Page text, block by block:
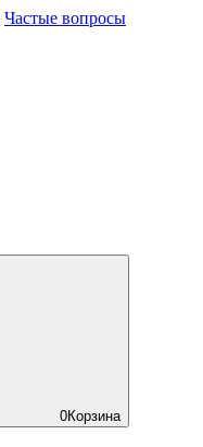
Частые вопросы
0Корзина